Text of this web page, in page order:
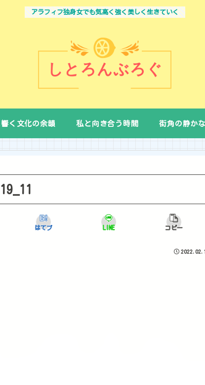
アラフィフ独身女でも気高く強く美しく生きていく
く文化の余韻 私と向き合う時間 街角の静か
はてブ LINE コピー